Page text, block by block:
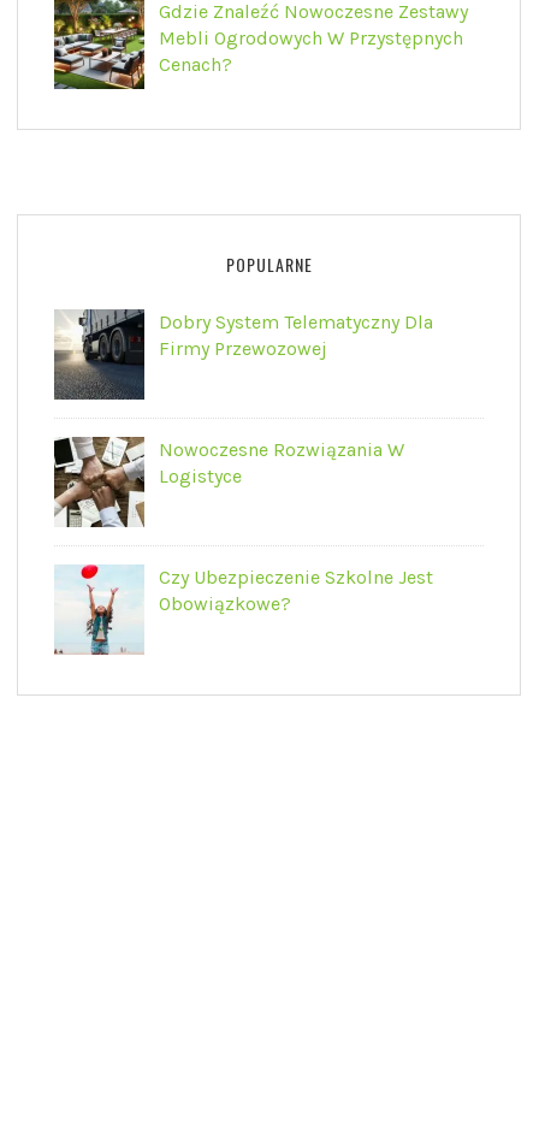
Gdzie Znaleźć Nowoczesne Zestawy
Mebli Ogrodowych W Przystępnych
Cenach?
POPULARNE
Dobry System Telematyczny Dla
Firmy Przewozowej
Nowoczesne Rozwiązania W
Logistyce
Czy Ubezpieczenie Szkolne Jest
Obowiązkowe?